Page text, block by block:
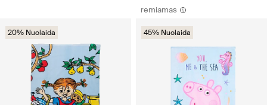
20% Nuolaida
remiamas
45% Nuolaida